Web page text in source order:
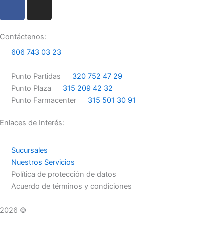
e
b
o
k
t
a
r
a
m
Contáctenos:
606 743 03 23
Punto Partidas
320 752 47 29
Punto Plaza
315 209 42 32
Punto Farmacenter
315 501 30 91
Enlaces de Interés:
Sucursales
Nuestros Servicios
Política de protección de datos
Acuerdo de términos y condiciones
2026 ©